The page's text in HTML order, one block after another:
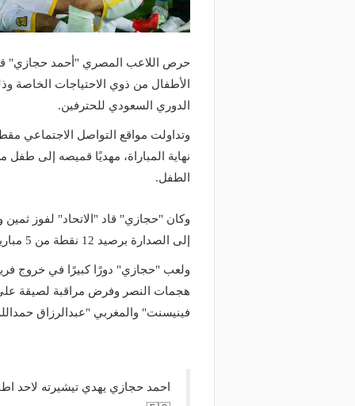
حرص اللاعب المصري "أحمد حجازي"
الدوري السعودي للحترفين.
وتداولت مواقع التواصل الاجتماعي
نهاية المباراة، مهديًا قميصه إلى
الطفل.
إلى الصدارة برصيد 12 نقطة من 5 مباريات بفارق نقطتين عن الهلال الذي لعب 4 مباريات.
ولعب "حجازي" دورًا كبيرًا في خروج
هجمات النصر وفرض مراقبة لصيقة على
فينيسنت" والمغربي "عبدالرزاق
احمد حجازي يهدي تيشيرته لاحد